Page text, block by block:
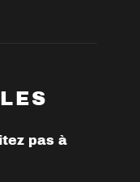
pas à